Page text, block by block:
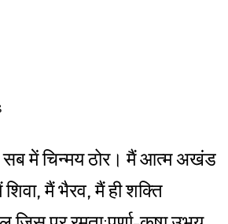
सब में चिन्मय ठोर। मैं आत्म अखंड
मैं भैरव, मैं ही शक्ति